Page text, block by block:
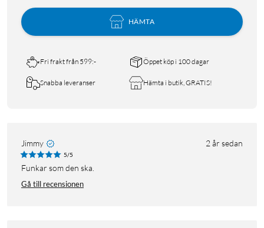
HÄMTA
Fri frakt från 599:- Öppet köp i 100 dagar
Snabba leveranser Hämta i butik, GRATIS!
Jimmy 2 år sedan
5/5
Funkar som den ska.
Gå till recensionen